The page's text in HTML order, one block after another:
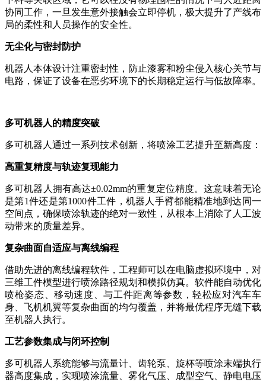
协同工作，一旦发生意外接触会立即停机，极大提升了产线布
局的柔性和人员操作的安全性。
无尘化与密封防护
机器人本体设计注重密封性，防止漆雾和粉尘侵入核心关节与
电路，保证了设备在恶劣环境下的长期稳定运行与低故障率。
多可机器人的精度突破
多可机器人通过一系列技术创新，将喷涂工艺提升至新高度：
高重复精度与轨迹复现能力
多可机器人拥有高达±0.02mm的重复定位精度。这意味着无论
是第1件还是第1000件工件，机器人手臂都能精准地到达同一
空间点，确保喷涂轨迹的绝对一致性，从根本上消除了人工波
动带来的质量差异。
复杂曲面自适应与离线编程
借助先进的离线编程软件，工程师可以在电脑虚拟环境中，对
三维工件模型进行喷涂路径规划和模拟仿真。软件能自动优化
喷枪姿态、移动速度、与工件距离等参数，轻松应对汽车车
身、飞机机翼等复杂曲面的均匀覆盖，并将最优程序无缝下载
至机器人执行。
工艺参数集成与闭环控制
多可机器人系统能够与流量计、齿轮泵、旋杯等喷涂末端执行
器高度集成，实现喷涂流量、雾化气压、成型空气、静电电压